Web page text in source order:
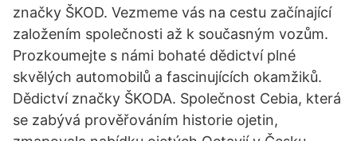
značky ŠKOD. Vezmeme vás na cestu začínající
založením společnosti až k současným vozům.
Prozkoumejte s námi bohaté dědictví plné
skvělých automobilů a fascinujících okamžiků.
Dědictví značky ŠKODA. Společnost Cebia, která
se zabývá prověřováním historie ojetin,